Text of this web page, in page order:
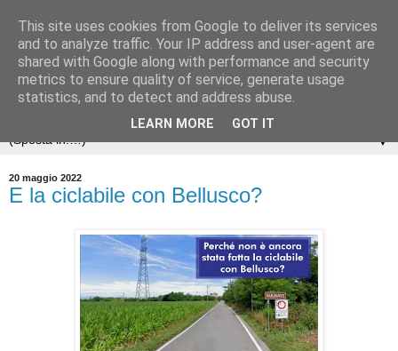
▼
20 maggio 2022
E la ciclabile con Bellusco?
This site uses cookies from Google to deliver its services
and to analyze traffic. Your IP address and user-agent are
shared with Google along with performance and security
metrics to ensure quality of service, generate usage
statistics, and to detect and address abuse.
LEARN MORE GOT IT